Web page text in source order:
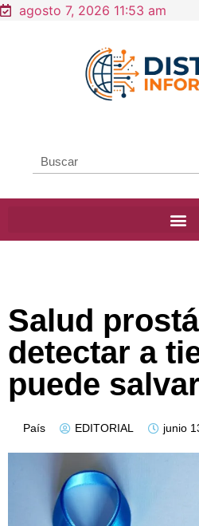
agosto 7, 2026 11:53 am
Salud
detectar a
puede
País EDITORIAL junio